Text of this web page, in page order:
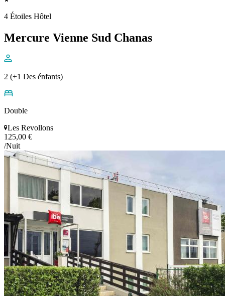
4 Étoiles Hôtel
Mercure Vienne Sud Chanas
2 (+1 Des énfants)
Double
Les Revollons
125,00 €
/Nuit